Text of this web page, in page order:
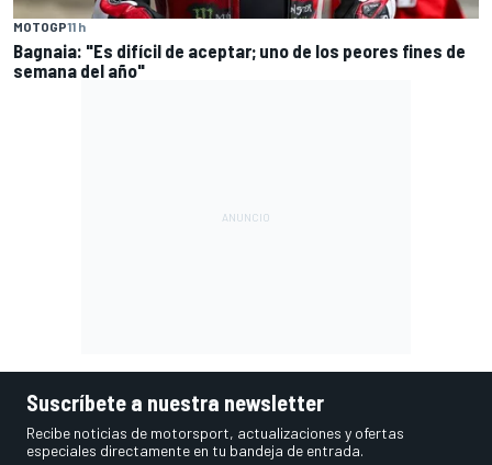
MOTOGP11 h
Bagnaia: "Es difícil de aceptar; uno de los peores fines de
semana del año"
Suscríbete a nuestra newsletter
Recibe noticias de motorsport, actualizaciones y ofertas
especiales directamente en tu bandeja de entrada.